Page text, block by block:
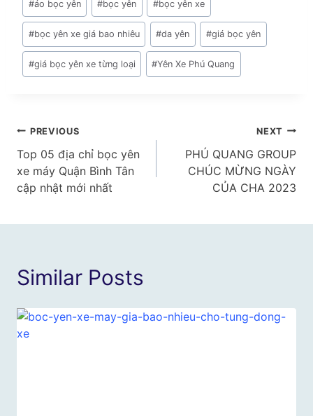
Tags:
#áo bọc yên #bọc yên #bọc yên xe
#bọc yên xe giá bao nhiêu #da yên #giá bọc yên
#giá bọc yên xe từng loại #Yên Xe Phú Quang
Điều
hướng
bài
viết
PREVIOUS
Top 05 địa chỉ bọc yên
xe máy Quận Bình Tân
cập nhật mới nhất
NEXT
PHÚ QUANG GROUP
CHÚC MỪNG NGÀY
CỦA CHA 2023
Similar Posts